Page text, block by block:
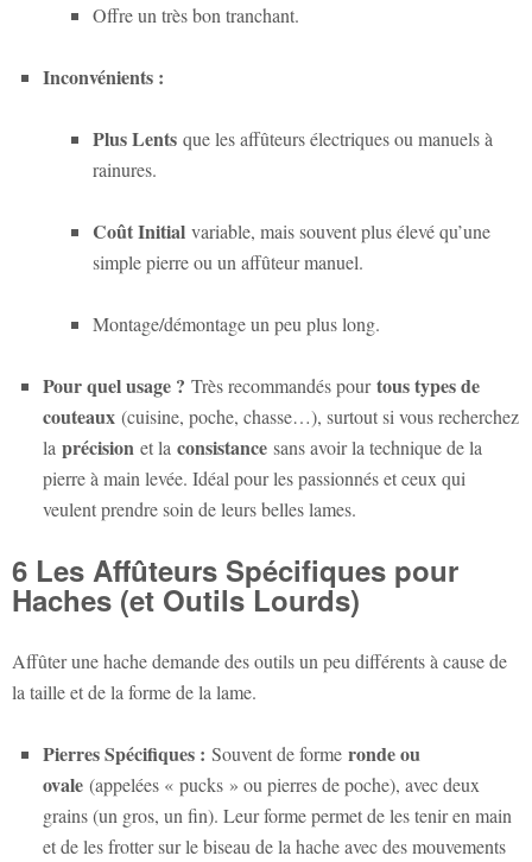
Offre un très bon tranchant.
Inconvénients :
Plus Lents que les affûteurs électriques ou manuels à
rainures.
Coût Initial variable, mais souvent plus élevé qu’une
simple pierre ou un affûteur manuel.
Montage/démontage un peu plus long.
Pour quel usage ? Très recommandés pourtous types de
couteaux (cuisine, poche, chasse…), surtout si vous recherchez
la précision et la consistance sans avoir la technique de la
pierre à main levée. Idéal pour les passionnés et ceux qui
veulent prendre soin de leurs belles lames.
6 Les Affûteurs Spécifiques pour
Haches (et Outils Lourds)
Affûter une hache demande des outils un peu différents à cause de
la taille et de la forme de la lame.
Pierres Spécifiques : Souvent de forme ronde ou
ovale (appelées « pucks » ou pierres de poche), avec deux
grains (un gros, un fin). Leur forme permet de les tenir en main
et de les frotter sur le biseau de la hache avec des mouvements